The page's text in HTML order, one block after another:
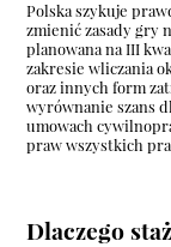
Polska szykuje
zmienić zasady gry
planowana na III
zakresie wliczania
oraz innych form
wyrównanie szans
umowach
praw wszystkich
Dlaczego